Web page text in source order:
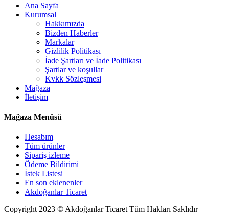
Ana Sayfa
Kurumsal
Hakkımızda
Bizden Haberler
Markalar
Gizlilik Politikası
İade Şartları ve İade Politikası
Şartlar ve koşullar
Kvkk Sözleşmesi
Mağaza
İletişim
Mağaza Menüsü
Hesabım
Tüm ürünler
Sipariş izleme
Ödeme Bildirimi
İstek Listesi
En son eklenenler
Akdoğanlar Ticaret
Copyright 2023 © Akdoğanlar Ticaret Tüm Hakları Saklıdır